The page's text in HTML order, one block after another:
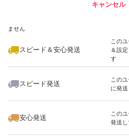
ません
スピード＆安心発送
この
＆設
す
スピード発送
この
に発
安心発送
この
発送
キャンセル